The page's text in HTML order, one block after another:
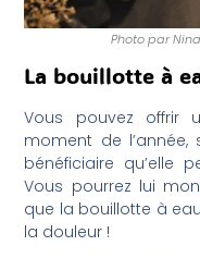
Photo par
La bouillotte à
Vous pouvez offrir
moment de l’année,
bénéficiaire qu’elle
Vous pourrez lui
que la bouillotte à
la douleur !